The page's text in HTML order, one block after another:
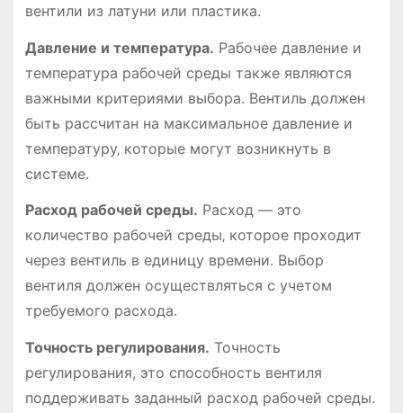
вентили из латуни или пластика.
Давление и температура. Рабочее давление и
температура рабочей среды также являются
важными критериями выбора. Вентиль должен
быть рассчитан на максимальное давление и
температуру‚ которые могут возникнуть в
системе.
Расход рабочей среды. Расход — это
количество рабочей среды‚ которое проходит
через вентиль в единицу времени. Выбор
вентиля должен осуществляться с учетом
требуемого расхода.
Точность регулирования. Точность
регулирования, это способность вентиля
поддерживать заданный расход рабочей среды.